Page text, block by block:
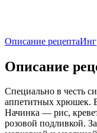
Описание рецепта
Описание
Специально в честь
аппетитных хрюшек.
Начинка — рис,
розовой подливкой.